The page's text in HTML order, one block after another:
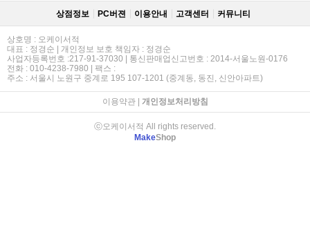
상점정보 PC버젼 이용안내 고객센터 커뮤니티
상호명 : 오케이서적
대표 : 정경순 | 개인정보 보호 책임자 : 정경순
사업자등록번호 :217-91-37030 | 통신판매업신고번호 : 2014-서울노원-0176
전화 : 010-4238-7980 | 팩스 :
주소 : 서울시 노원구 중계로 195 107-1201 (중계동, 동진, 신안아파트)
이용약관| 개인정보처리방침
ⓒ오케이서적 All rights reserved.
MakeShop